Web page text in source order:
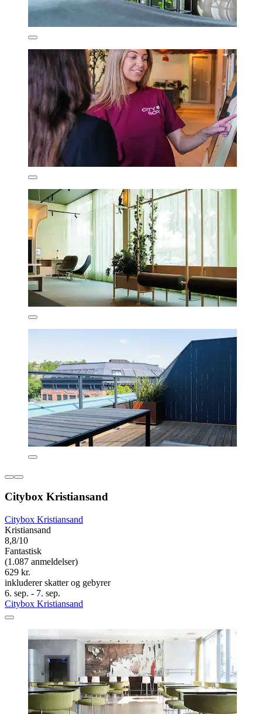
Citybox Kristiansand
Citybox Kristiansand
Kristiansand
8,8/10
Fantastisk
(1.087 anmeldelser)
629 kr.
inkluderer skatter og gebyrer
6. sep. - 7. sep.
Citybox Kristiansand